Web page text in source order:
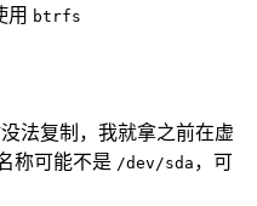
用 btrfs
法复制，我就拿之前在虚
称可能不是 /dev/sda ，可